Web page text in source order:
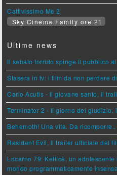
Cattivissimo Me 2
Sky Cinema Family ore 21
Ultime news
Il sabato torrido spinge il pubblico
Stasera in tv: i film da non perdere
Carlo Acutis - Il giovane santo, il
Terminator 2 - Il giorno del
Behemoth! Una vita. Da
Resident Evil, il trailer ufficiale del
Locarno 79: Ketticè, un
mondo programmaticamente